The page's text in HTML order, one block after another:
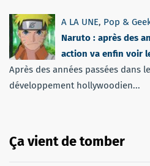
A LA UNE, Pop &
Naruto : après des
action va enfin voir
Après des années passées dans
développement hollywoodien...
Ça vient de tomber